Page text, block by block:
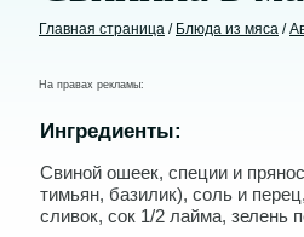
Главная страница / Блюда из мяса /
На правах рекламы:
Ингредиенты:
Свиной ошеек, специи и
тимьян, базилик), соль и
сливок, сок 1/2 лайма, зелень